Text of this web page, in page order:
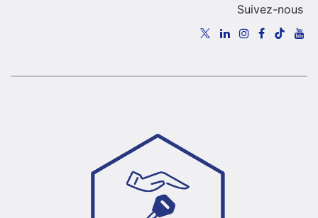
Suivez-nous